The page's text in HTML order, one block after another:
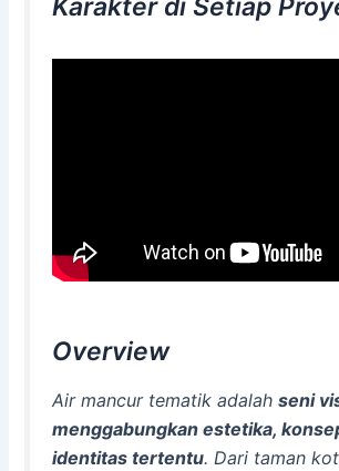
Karakter di Setiap
Overview
Air mancur tematik adalahseni
menggabungkan estetika,
identitas tertentu. Dari taman